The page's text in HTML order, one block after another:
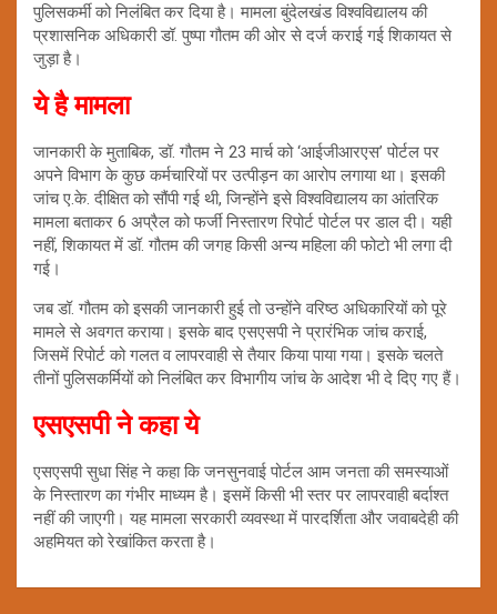
पुलिसकर्मी को निलंबित कर दिया है। मामला बुंदेलखंड विश्वविद्यालय की
प्रशासनिक अधिकारी डॉ. पुष्पा गौतम की ओर से दर्ज कराई गई शिकायत से
जुड़ा है।
ये है मामला
जानकारी के मुताबिक, डॉ. गौतम ने 23 मार्च को ‘आईजीआरएस’ पोर्टल पर
अपने विभाग के कुछ कर्मचारियों पर उत्पीड़न का आरोप लगाया था। इसकी
जांच ए.के. दीक्षित को सौंपी गई थी, जिन्होंने इसे विश्वविद्यालय का आंतरिक
मामला बताकर 6 अप्रैल को फर्जी निस्तारण रिपोर्ट पोर्टल पर डाल दी। यही
नहीं, शिकायत में डॉ. गौतम की जगह किसी अन्य महिला की फोटो भी लगा दी
गई।
जब डॉ. गौतम को इसकी जानकारी हुई तो उन्होंने वरिष्ठ अधिकारियों को पूरे
मामले से अवगत कराया। इसके बाद एसएसपी ने प्रारंभिक जांच कराई,
जिसमें रिपोर्ट को गलत व लापरवाही से तैयार किया पाया गया। इसके चलते
तीनों पुलिसकर्मियों को निलंबित कर विभागीय जांच के आदेश भी दे दिए गए हैं।
एसएसपी ने कहा ये
एसएसपी सुधा सिंह ने कहा कि जनसुनवाई पोर्टल आम जनता की समस्याओं
के निस्तारण का गंभीर माध्यम है। इसमें किसी भी स्तर पर लापरवाही बर्दाश्त
नहीं की जाएगी। यह मामला सरकारी व्यवस्था में पारदर्शिता और जवाबदेही की
अहमियत को रेखांकित करता है।